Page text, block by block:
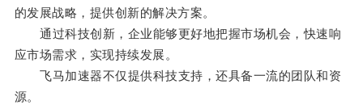
的发展战略，提供创新的解决方案。
通过科技创新，企业能够更好地把握市场机会，快速响
应市场需求，实现持续发展。
飞马加速器不仅提供科技支持，还具备一流的团队和资
源。